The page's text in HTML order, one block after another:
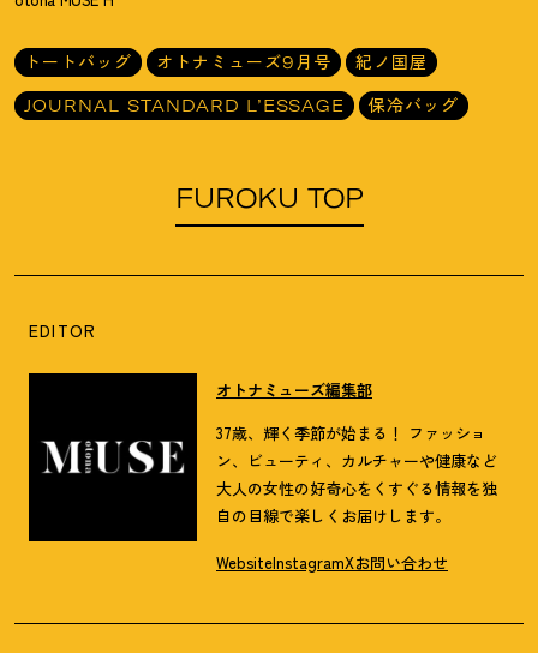
トートバッグ オトナミューズ9月号
紀ノ国屋
JOURNAL STANDARD L’ESSAGE
保冷バッグ
FUROKU TOP
EDITOR
オトナミューズ編集部
37歳、輝く季節が始まる！ ファッショ
ン、ビューティ、カルチャーや健康など
大人の女性の好奇心をくすぐる情報を独
自の目線で楽しくお届けします。
WebsiteInstagramXお問い合わせ